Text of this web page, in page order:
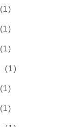
(1)
(1)
(1)
(1)
(1)
(1)